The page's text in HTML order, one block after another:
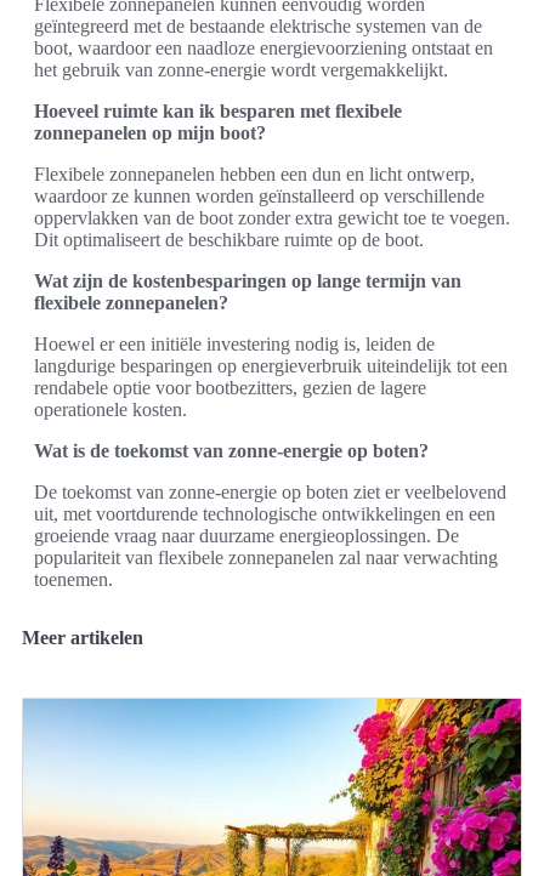
Flexibele zonnepanelen kunnen eenvoudig worden
geïntegreerd met de bestaande elektrische systemen van de
boot, waardoor een naadloze energievoorziening ontstaat en
het gebruik van zonne-energie wordt vergemakkelijkt.
Hoeveel ruimte kan ik besparen met flexibele
zonnepanelen op mijn boot?
Flexibele zonnepanelen hebben een dun en licht ontwerp,
waardoor ze kunnen worden geïnstalleerd op verschillende
oppervlakken van de boot zonder extra gewicht toe te voegen.
Dit optimaliseert de beschikbare ruimte op de boot.
Wat zijn de kostenbesparingen op lange termijn van
flexibele zonnepanelen?
Hoewel er een initiële investering nodig is, leiden de
langdurige besparingen op energieverbruik uiteindelijk tot een
rendabele optie voor bootbezitters, gezien de lagere
operationele kosten.
Wat is de toekomst van zonne-energie op boten?
De toekomst van zonne-energie op boten ziet er veelbelovend
uit, met voortdurende technologische ontwikkelingen en een
groeiende vraag naar duurzame energieoplossingen. De
populariteit van flexibele zonnepanelen zal naar verwachting
toenemen.
Meer artikelen